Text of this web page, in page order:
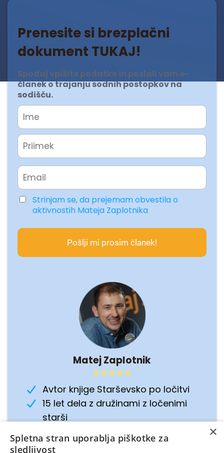
Prenesite si brezplačni
dokument TUKAJ!
Spodaj vpišite podatke in poslali vam e-
članek o trajanju sodnih postopkov na
sodišču.
Strinjam se, da prejemam obvestila o
aktivnostih Mateja Zaplotnika
Pošlji mi prosim članek!
Matej Zaplotnik
Avtor knjige Starševsko po ločitvi
15 let dela z družinami z ločenimi
starši
Avtor sistema Učinkovit načrt
starševstva
×
Spletna stran uporablja piškotke za
sledljivost